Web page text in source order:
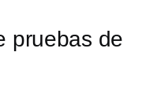
pruebas de